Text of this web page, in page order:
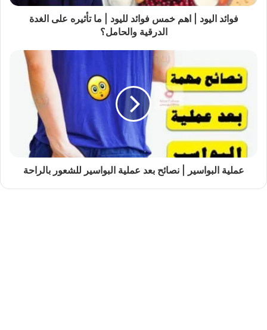
فوائد اليود | اهم خمس فوائد لليود | ما تأثيره على الغدة
الدرقية والحامل؟
عملية البواسير | نصائح بعد عملية البواسير للشعور بالراحة